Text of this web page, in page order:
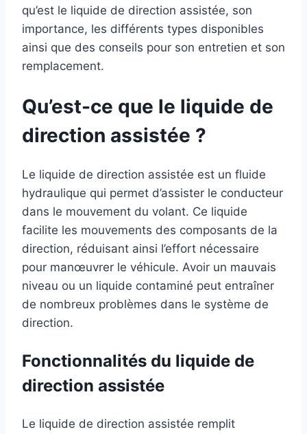
qu’est le liquide de direction assistée, son
importance, les différents types disponibles
ainsi que des conseils pour son entretien et son
remplacement.
Qu’est-ce que le liquide de
direction assistée ?
Le liquide de direction assistée est un fluide
hydraulique qui permet d’assister le conducteur
dans le mouvement du volant. Ce liquide
facilite les mouvements des composants de la
direction, réduisant ainsi l’effort nécessaire
pour manœuvrer le véhicule. Avoir un mauvais
niveau ou un liquide contaminé peut entraîner
de nombreux problèmes dans le système de
direction.
Fonctionnalités du liquide de
direction assistée
Le liquide de direction assistée remplit